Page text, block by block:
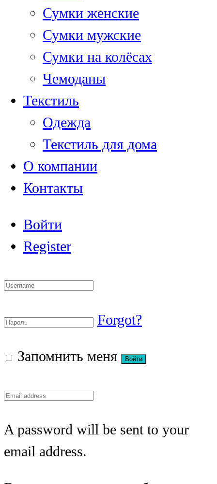
Сумки женские
Сумки мужские
Сумки на колёсах
Чемоданы
Текстиль
Одежда
Текстиль для дома
О компании
Контакты
Войти
Register
Forgot?
Запомнить меня
A password will be sent to your
email address.